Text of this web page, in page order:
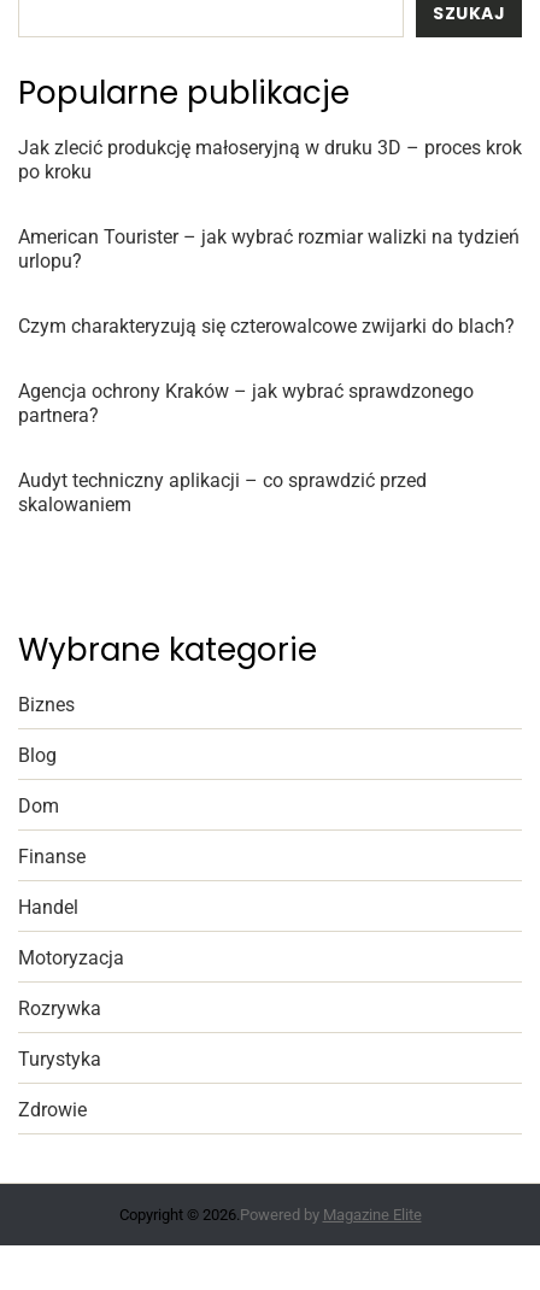
SZUKAJ
Popularne publikacje
Jak zlecić produkcję małoseryjną w druku 3D – proces krok
po kroku
American Tourister – jak wybrać rozmiar walizki na tydzień
urlopu?
Czym charakteryzują się czterowalcowe zwijarki do blach?
Agencja ochrony Kraków – jak wybrać sprawdzonego
partnera?
Audyt techniczny aplikacji – co sprawdzić przed
skalowaniem
Wybrane kategorie
Biznes
Blog
Dom
Finanse
Handel
Motoryzacja
Rozrywka
Turystyka
Zdrowie
Copyright © 2026. Powered by Magazine Elite